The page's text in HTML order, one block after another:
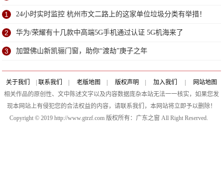
究
1 24小时实时监控 杭州市文二路上的这家单位垃圾分类有举措！
2 华为/荣耀有十几款中高端5G手机通过认证 5G机海来了
3 加盟佛山新凯骊门窗，助你“渡劫”庚子之年
关于我们 联系我们 老版地图 版权声明 加入我们
网站地图
相关作品的原创性、文中陈述文字以及内容数据庞杂本站无法一一核实，如果您发
现本网站上有侵犯您的合法权益的内容，请联系我们，本网站将立即予以删除！
Copyright © 2019 http://www.gtrzf.com 版权所有：广东之窗 All Right Reserved.